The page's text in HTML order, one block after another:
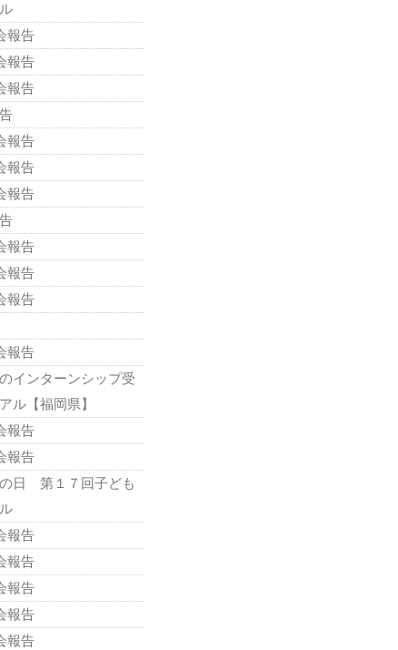
報告
報告
報告
報告
報告
報告
報告
報告
報告
報告
インターンシップ受
ル【福岡県】
報告
報告
日 第１７回子ども
報告
報告
報告
報告
報告